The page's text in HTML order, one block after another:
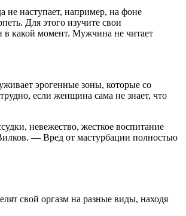
не наступает, например, на фоне
Для этого изучите свои
в какой момент. Мужчина не читает
эрогенные зоны, которые со
если женщина сама не знает, что
невежество, жесткое воспитание
— Вред от мастурбации полностью
свой оргазм на разные виды, находя